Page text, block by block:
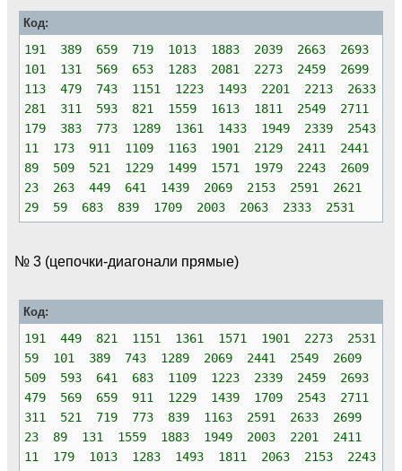
Код:
191 389 659 719 1013 1883 2039 2663 2693
101 131 569 653 1283 2081 2273 2459 2699
113 479 743 1151 1223 1493 2201 2213 2633
281 311 593 821 1559 1613 1811 2549 2711
179 383 773 1289 1361 1433 1949 2339 2543
11 173 911 1109 1163 1901 2129 2411 2441
89 509 521 1229 1499 1571 1979 2243 2609
23 263 449 641 1439 2069 2153 2591 2621
29 59 683 839 1709 2003 2063 2333 2531
№ 3 (цепочки-диагонали прямые)
Код:
191 449 821 1151 1361 1571 1901 2273 2531
59 101 389 743 1289 2069 2441 2549 2609
509 593 641 683 1109 1223 2339 2459 2693
479 569 659 911 1229 1439 1709 2543 2711
311 521 719 773 839 1163 2591 2633 2699
23 89 131 1559 1883 1949 2003 2201 2411
11 179 1013 1283 1493 1811 2063 2153 2243